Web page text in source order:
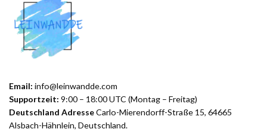
Email: info@leinwandde.com
Supportzeit: 9:00 – 18:00 UTC (Montag – Freitag)
Deutschland AdresseCarlo-Mierendorff-Straße 15, 64665
Alsbach-Hähnlein, Deutschland.